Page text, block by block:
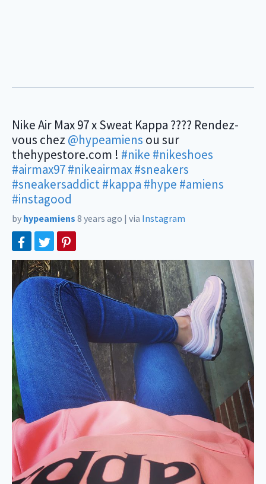
Nike Air Max 97 x Sweat Kappa ???? Rendez-
vous chez @hypeamiens ou sur
thehypestore.com ! #nike #nikeshoes
#airmax97#nikeairmax#sneakers
#sneakersaddict#kappa #hype #amiens
#instagood
by hypeamiens 8 years ago | via Instagram